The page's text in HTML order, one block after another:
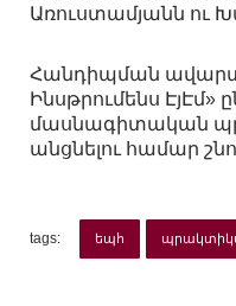
Առուստամյանն ու
Հանդիպման
Ինսթրումենս ԷյԷմ»
մասնագիտական
անցնելու համար
tags: եպհ